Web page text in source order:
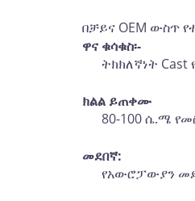
በቻይና OEM ውስጥ
ዋና ቁሳቁስ፡-
ትክክለኛነት
ክልል ይጠቀሙ
80-100 ሴ.ሜ
መደበኛ:
የአውሮፓውያን